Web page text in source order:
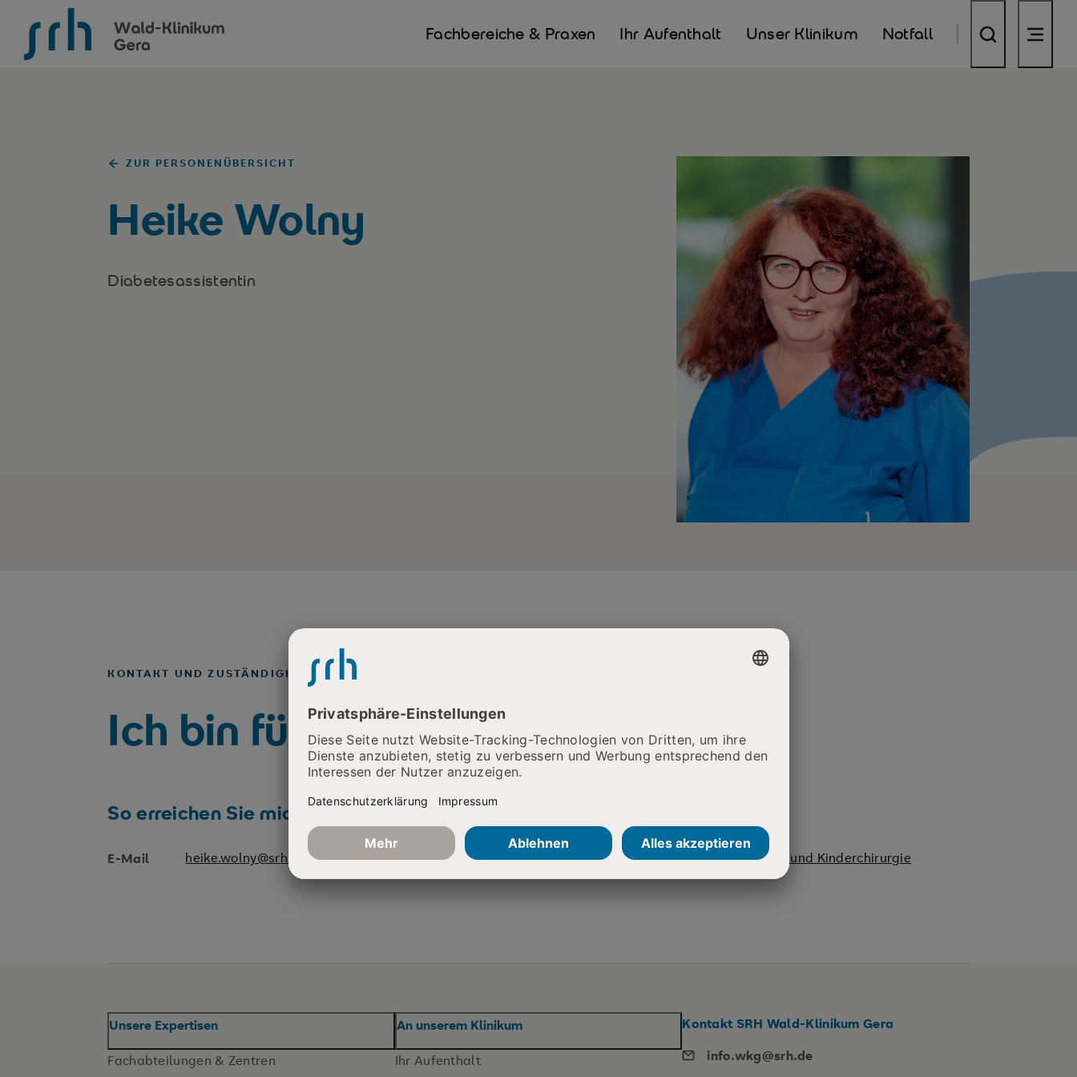
Fachbereiche & Praxen Ihr Aufenthalt Unser Klinikum Notfall
ZUR PERSONENÜBERSICHT
Heike Wolny
Diabetesassistentin
KONTAKT UND ZUSTÄNDIGKEITEN
Ich bin für Sie da
So erreichen Sie mich
E-Mail heike.wolny@srh.de
Hierfür bin ich zuständig
Diabetesassistentin: Allgemein-, Viszeral- und Kinderchirurgie
Unsere Expertisen
Fachabteilungen & Zentren
An unserem Klinikum
Ihr Aufenthalt
Kontakt SRH Wald-Klinikum Gera
info.wkg@srh.de